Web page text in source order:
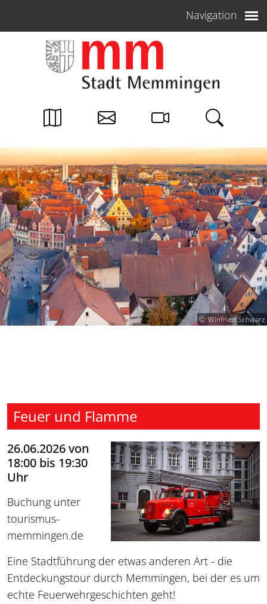
Navigation
Winfried Schwarz
Feuer und Flamme
26.06.2026 von
18:00 bis 19:30
Uhr
Buchung unter
tourismus-
memmingen.de
Eine Stadtführung der etwas anderen Art - die
Entdeckungstour durch Memmingen, bei der es um
echte Feuerwehrgeschichten geht!